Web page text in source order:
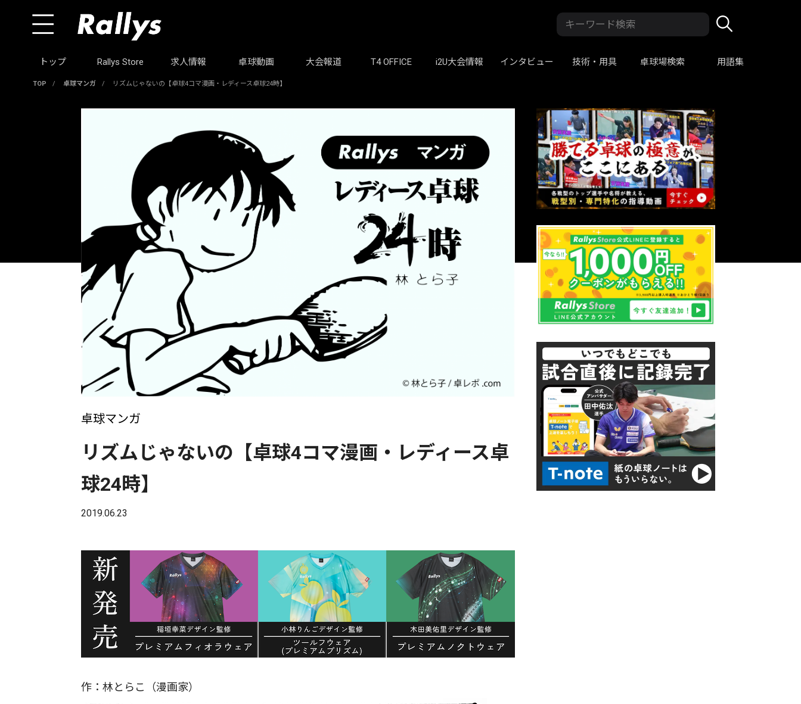
トップ Rallys Store 求人情報 卓球動画 大会報道 T4 OFFICE i2U大会情報 インタビュー 技術・用具 卓球場検索 用語集
TOP / 卓球マンガ / リズムじゃないの【卓球4コマ漫画・レディース卓球24時】
卓球マンガ
リズムじゃないの【卓球4コマ漫画・レディース卓
球24時】
2019.06.23
作：林とらこ（漫画家）